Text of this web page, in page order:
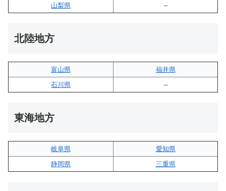
山梨県
–
北陸地方
富山県
福井県
石川県
–
東海地方
岐阜県
愛知県
静岡県
三重県